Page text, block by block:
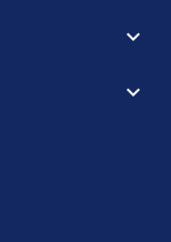

keyboard_arrow_down